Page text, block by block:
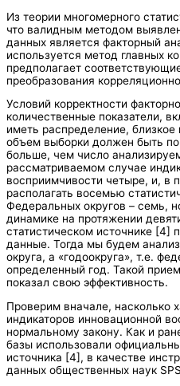
Из теории многомерного
что валидным методом
данных является факторный
используется метод главных
предполагает
преобразования
Условий корректности
количественные показатели,
иметь распределение,
объем выборки должен быть
больше, чем число
рассматриваемом случае
восприимчивости четыре, и, в
располагать восемью
Федеральных округов – семь,
динамике на протяжении
статистическом источнике [4]
данные. Тогда мы будем
округа, а «годоокруга», т.е.
определенный год. Такой
показал свою эффективность.
Проверим вначале, насколько
индикаторов инновационной
нормальному закону. Как и
базы использовали
источника [4], в качестве
данных общественных наук